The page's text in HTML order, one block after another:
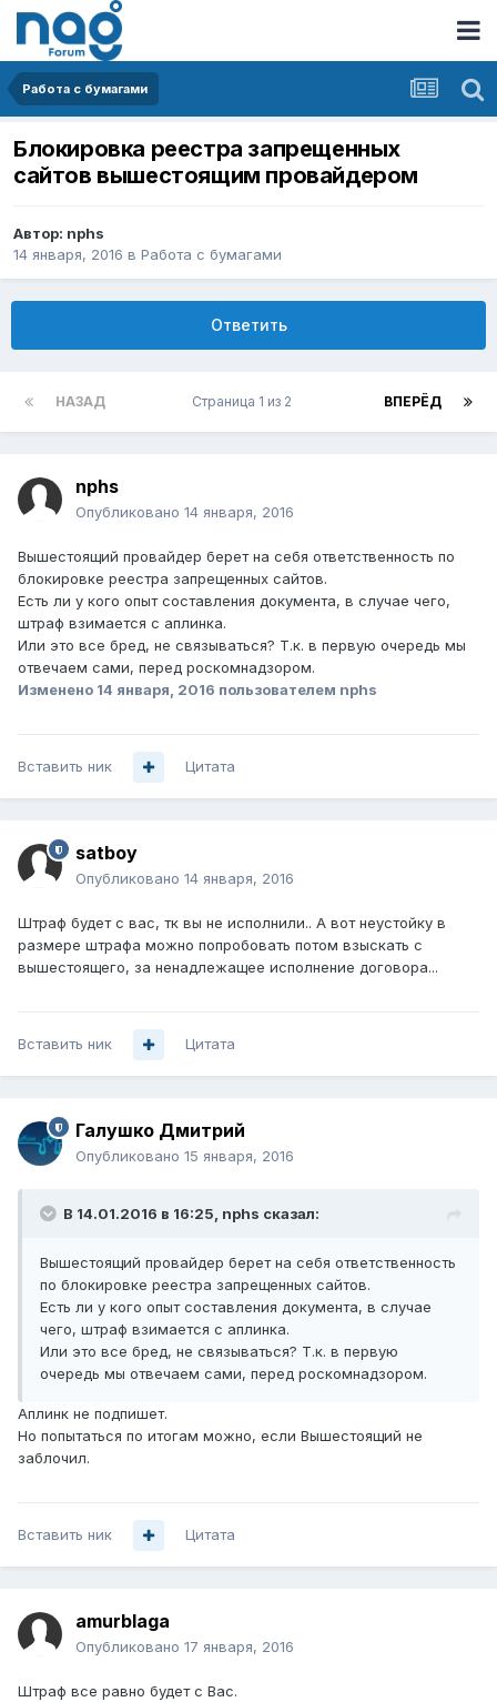
Работа с бумагами
Блокировка реестра запрещенных
сайтов вышестоящим провайдером
Автор: nphs
14 января, 2016 в Работа с бумагами
Ответить
НАЗАД ВПЕРЁД
Страница 1 из 2
nphs
Опубликовано 14 января, 2016
Вышестоящий провайдер берет на себя ответственность по
блокировке реестра запрещенных сайтов.
Есть ли у кого опыт составления документа, в случае чего,
штраф взимается с аплинка.
Или это все бред, не связываться? Т.к. в первую очередь мы
отвечаем сами, перед роскомнадзором.
Изменено 14 января, 2016 пользователем nphs
Вставить ник Цитата
satboy
Опубликовано 14 января, 2016
Штраф будет с вас, тк вы не исполнили.. А вот неустойку в
размере штрафа можно попробовать потом взыскать с
вышестоящего, за ненадлежащее исполнение договора...
Вставить ник Цитата
Галушко Дмитрий
Опубликовано 15 января, 2016
В 14.01.2016 в 16:25, nphs сказал:
Вышестоящий провайдер берет на себя ответственность
по блокировке реестра запрещенных сайтов.
Есть ли у кого опыт составления документа, в случае
чего, штраф взимается с аплинка.
Или это все бред, не связываться? Т.к. в первую
очередь мы отвечаем сами, перед роскомнадзором.
Аплинк не подпишет.
Но попытаться по итогам можно, если Вышестоящий не
заблочил.
Вставить ник Цитата
amurblaga
Опубликовано 17 января, 2016
Штраф все равно будет с Вас.